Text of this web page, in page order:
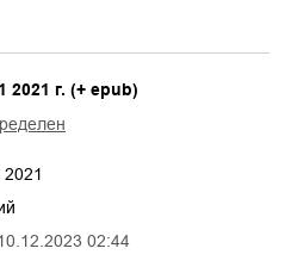
02:44
г. (+ epub)
2021